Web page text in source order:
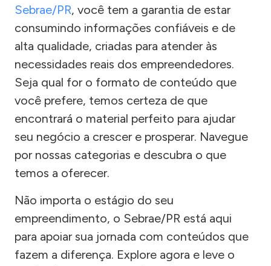
Sebrae/PR, você tem a garantia de estar
consumindo informações confiáveis e de
alta qualidade, criadas para atender às
necessidades reais dos empreendedores.
Seja qual for o formato de conteúdo que
você prefere, temos certeza de que
encontrará o material perfeito para ajudar
seu negócio a crescer e prosperar. Navegue
por nossas categorias e descubra o que
temos a oferecer.
Não importa o estágio do seu
empreendimento, o Sebrae/PR está aqui
para apoiar sua jornada com conteúdos que
fazem a diferença. Explore agora e leve o